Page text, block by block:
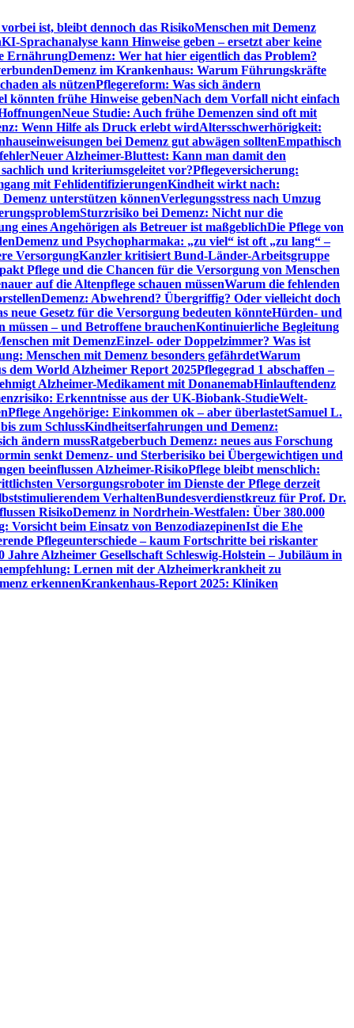
ist, bleibt dennoch das RisikoMenschen mit Demenz
KI-Sprachanalyse kann Hinweise geben – ersetzt aber keine
ErnährungDemenz: Wer hat hier eigentlich das Problem?
Demenz im Krankenhaus: Warum Führungskräfte
als nützenPflegereform: Was sich ändern
könnten frühe Hinweise gebenNach dem Vorfall nicht einfach
Neue Studie: Auch frühe Demenzen sind oft mit
Wenn Hilfe als Druck erlebt wirdAltersschwerhörigkeit:
bei Demenz gut abwägen solltenEmpathisch
Neuer Alzheimer-Bluttest: Kann man damit den
und kriteriumsgeleitet vor?Pflegeversicherung:
mit FehlidentifizierungenKindheit wirkt nach:
unterstützen könnenVerlegungsstress nach Umzug
Sturzrisiko bei Demenz: Nicht nur die
eines Angehörigen als Betreuer ist maßgeblichDie Pflege von
Demenz und Psychopharmaka: „zu viel“ ist oft „zu lang“ –
VersorgungKanzler kritisiert Bund-Länder-Arbeitsgruppe
Pflege und die Chancen für die Versorgung von Menschen
auf die Altenpflege schauen müssenWarum die fehlenden
Demenz: Abwehrend? Übergriffig? Oder vielleicht doch
neue Gesetz für die Versorgung bedeuten könnteHürden- und
– und Betroffene brauchenKontinuierliche Begleitung
mit DemenzEinzel- oder Doppelzimmer? Was ist
Menschen mit Demenz besonders gefährdetWarum
dem World Alzheimer Report 2025Pflegegrad 1 abschaffen –
Alzheimer-Medikament mit DonanemabHinlauftendenz
Erkenntnisse aus der UK-Biobank-StudieWelt-
Pflege Angehörige: Einkommen ok – aber überlastetSamuel L.
zum SchlussKindheitserfahrungen und Demenz:
ändern mussRatgeberbuch Demenz: neues aus Forschung
senkt Demenz- und Sterberisiko bei Übergewichtigen und
beeinflussen Alzheimer-RisikoPflege bleibt menschlich:
Versorgungsroboter im Dienste der Pflege derzeit
VerhaltenBundesverdienstkreuz für Prof. Dr.
RisikoDemenz in Nordrhein-Westfalen: Über 380.000
Vorsicht beim Einsatz von BenzodiazepinenIst die Ehe
Pflegeunterschiede – kaum Fortschritte bei riskanter
Jahre Alzheimer Gesellschaft Schleswig-Holstein – Jubiläum in
Lernen mit der Alzheimerkrankheit zu
erkennenKrankenhaus-Report 2025: Kliniken